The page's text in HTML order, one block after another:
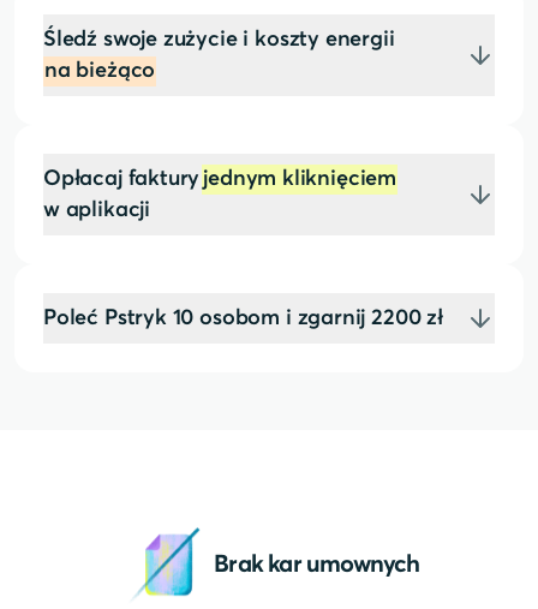
Śledź swoje zużycie i koszty energii
na bieżąco
Opłacaj faktury jednym kliknięciem
w aplikacji
Poleć Pstryk 10 osobom i zgarnij 2200 zł
Brak kar umownych